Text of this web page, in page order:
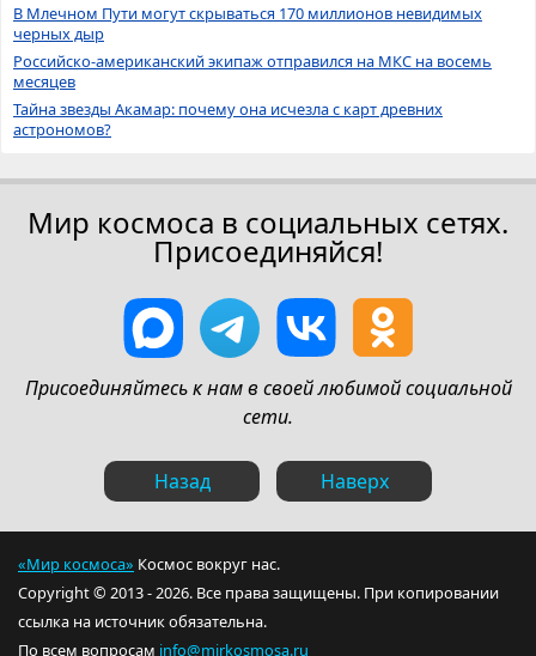
В Млечном Пути могут скрываться 170 миллионов невидимых
черных дыр
Российско-американский экипаж отправился на МКС на восемь
месяцев
Тайна звезды Акамар: почему она исчезла с карт древних
астрономов?
Мир космоса в социальных сетях.
Присоединяйся!
Присоединяйтесь к нам в своей любимой социальной
сети.
Назад Наверх
«Мир космоса» Космос вокруг нас.
Copyright © 2013 - 2026. Все права защищены. При копировании
ссылка на источник обязательна.
По всем вопросам info@mirkosmosa.ru